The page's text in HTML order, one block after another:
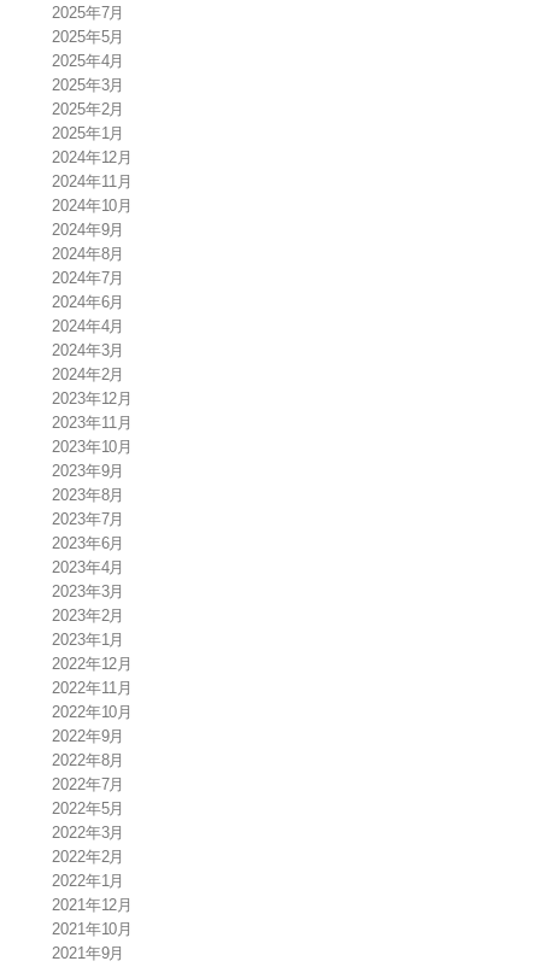
2025年7月
2025年5月
2025年4月
2025年3月
2025年2月
2025年1月
2024年12月
2024年11月
2024年10月
2024年9月
2024年8月
2024年7月
2024年6月
2024年4月
2024年3月
2024年2月
2023年12月
2023年11月
2023年10月
2023年9月
2023年8月
2023年7月
2023年6月
2023年4月
2023年3月
2023年2月
2023年1月
2022年12月
2022年11月
2022年10月
2022年9月
2022年8月
2022年7月
2022年5月
2022年3月
2022年2月
2022年1月
2021年12月
2021年10月
2021年9月